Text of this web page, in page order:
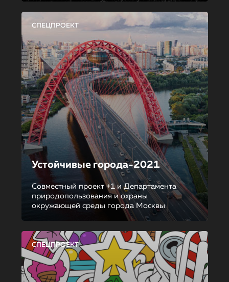
СПЕЦПРОЕКТ
Устойчивые города-2021
Совместный проект +1 и Департамента
природопользования и охраны
окружающей среды города Москвы
СПЕЦПРОЕКТ